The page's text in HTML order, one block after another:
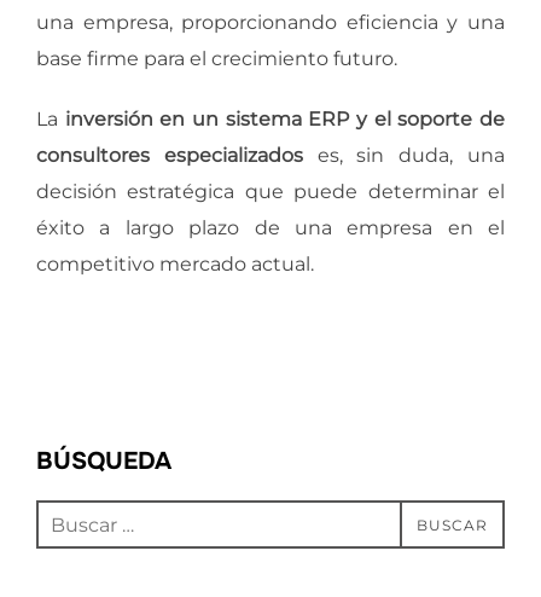
una empresa, proporcionando eficiencia y una
base firme para el crecimiento futuro.
La inversión en un sistema ERP y el soporte de
consultores especializadoses, sin duda, una
decisión estratégica que puede determinar el
éxito a largo plazo de una empresa en el
competitivo mercado actual.
BÚSQUEDA
Buscar: BUSCAR